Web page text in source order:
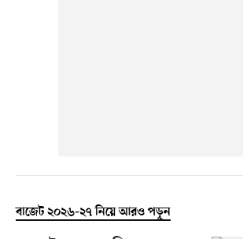
বাজেট ২০২৬-২৭ নিয়ে আরও পড়ুন